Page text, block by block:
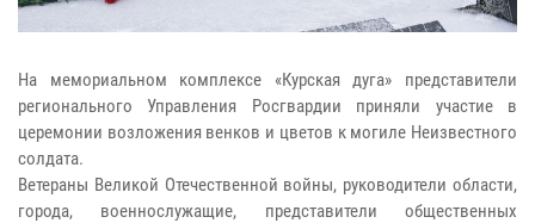
На мемориальном комплексе «Курская дуга» представители
регионального Управления Росгвардии приняли участие в
церемонии возложения венков и цветов к могиле Неизвестного
солдата.
Ветераны Великой Отечественной войны, руководители области,
города, военнослужащие, представители общественных